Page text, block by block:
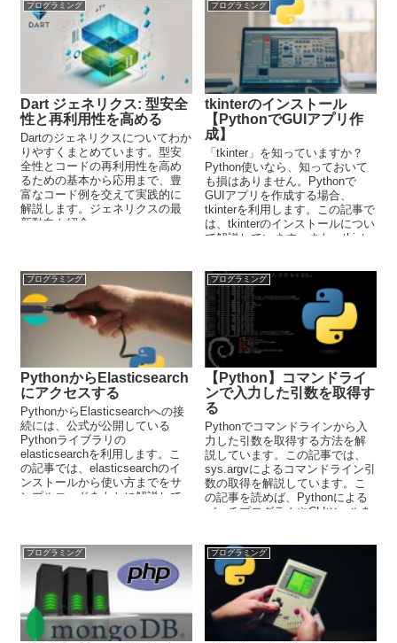
プログラミング
Dart ジェネリクス: 型安全
性と再利用性を高める
Dartのジェネリクスについてわか
りやすくまとめています。型安
全性とコードの再利用性を高め
るための基本から応用まで、豊
富なコード例を交えて実践的に
解説します。ジェネリクスの最
新動向も紹介。
プログラミング
tkinterのインストール
【PythonでGUIアプリ作
成】
「tkinter」を知っていますか？
Python使いなら、知っておいて
も損はありません。Pythonで
GUIアプリを作成する場合、
tkinterを利用します。この記事で
は、tkinterのインストールについ
て解説しています。また、tkinter
プログラミング
PythonからElasticsearch
にアクセスする
PythonからElasticsearchへの接
続には、公式が公開している
Pythonライブラリの
elasticsearchを利用します。こ
の記事では、elasticsearchのイ
ンストールから使い方までをサ
ンプルコードをもとに解説して
プログラミング
【Python】コマンドライ
ンで入力した引数を取得す
る
Pythonでコマンドラインから入
力した引数を取得する方法を解
説しています。この記事では、
sys.argvによるコマンドライン引
数の取得を解説しています。こ
の記事を読めば、Pythonによる
バッチプログラムやCLIツールを
プログラミング プログラミング